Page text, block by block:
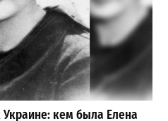
Украине: кем была Елена